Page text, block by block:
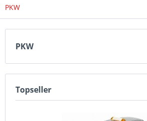
PKW
PKW
Topseller